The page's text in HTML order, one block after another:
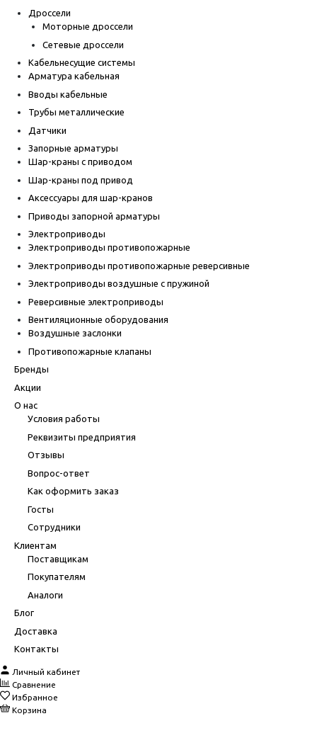
Дроссели
Моторные дроссели
Сетевые дроссели
Кабельнесущие системы
Арматура кабельная
Вводы кабельные
Трубы металлические
Датчики
Запорные арматуры
Шар-краны с приводом
Шар-краны под привод
Аксессуары для шар-кранов
Приводы запорной арматуры
Электроприводы
Электроприводы противопожарные
Электроприводы противопожарные реверсивные
Электроприводы воздушные с пружиной
Реверсивные электроприводы
Вентиляционные оборудования
Воздушные заслонки
Противопожарные клапаны
Бренды
Акции
О нас
Условия работы
Реквизиты предприятия
Отзывы
Вопрос-ответ
Как оформить заказ
Госты
Сотрудники
Клиентам
Поставщикам
Покупателям
Аналоги
Блог
Доставка
Контакты
Личный кабинет
Сравнение
Избранное
Корзина